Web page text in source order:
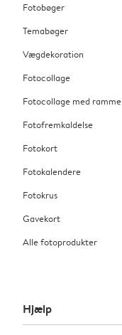
Fotobøger
Temabøger
Vægdekoration
Fotocollage
Fotocollage med ramme
Fotofremkaldelse
Fotokort
Fotokalendere
Fotokrus
Gavekort
Alle fotoprodukter
Hjælp